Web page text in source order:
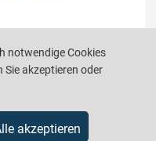
Sitemap
notwendige Cookies
Sie akzeptieren oder
akzeptieren